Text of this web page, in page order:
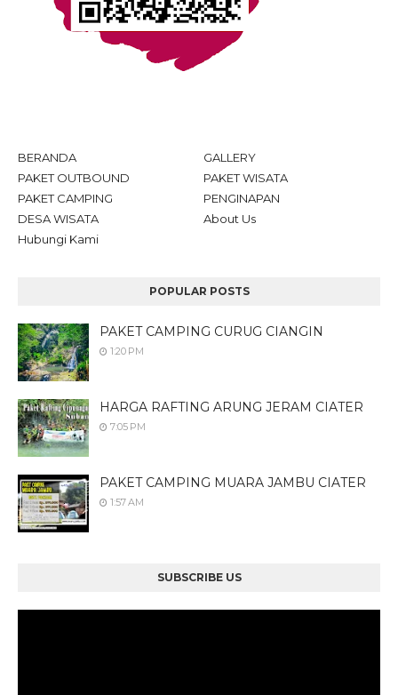
BERANDA
GALLERY
PAKET OUTBOUND
PAKET WISATA
PAKET CAMPING
PENGINAPAN
DESA WISATA
About Us
Hubungi Kami
POPULAR POSTS
PAKET CAMPING CURUG CIANGIN
1:20 PM
HARGA RAFTING ARUNG JERAM CIATER
7:05 PM
PAKET CAMPING MUARA JAMBU CIATER
1:57 AM
SUBSCRIBE US